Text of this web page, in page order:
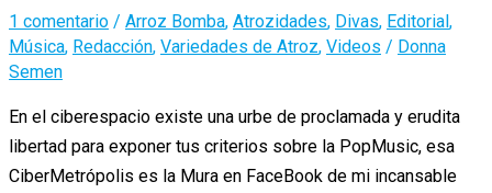
1 comentario / Arroz Bomba, Atrozidades, Divas, Editorial,
Música, Redacción, Variedades de Atroz, Videos / Donna
Semen
En el ciberespacio existe una urbe de proclamada y erudita
libertad para exponer tus criterios sobre la PopMusic, esa
CiberMetrópolis es la Mura en FaceBook de mi incansable